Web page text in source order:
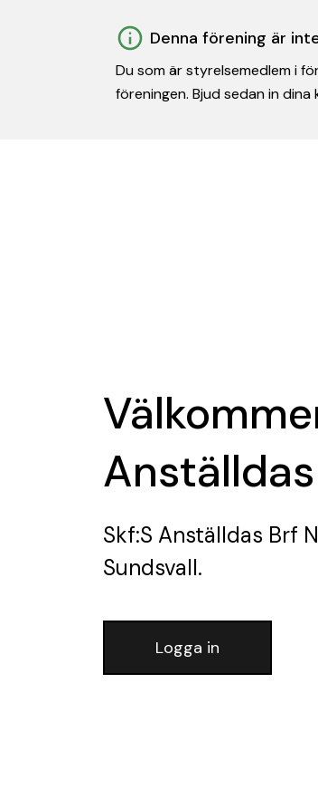
Denna förening är
Du som är styrelsemedlem i
föreningen. Bjud sedan in
Skf:S Anställdas Brf
Sundsvall.
Logga in